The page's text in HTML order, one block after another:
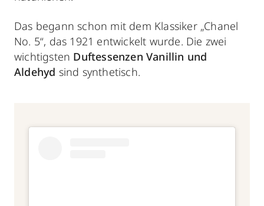
Das begann schon mit dem Klassiker „Chanel
No. 5“, das 1921 entwickelt wurde. Die zwei
wichtigsten DuftessenzenVanillin und
Aldehyd sind synthetisch.